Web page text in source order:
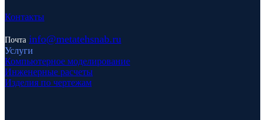
Контакты
Почта info@metatehsnab.ru
Услуги
Компьютерное моделирование
Инженерные расчеты
Изделия по чертежам